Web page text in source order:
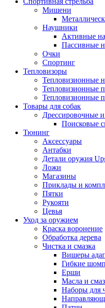
Мишени
Наушники
Активные
Пассивные
Очки
Спортинг
Тепловизоры
Тепловизионные
Тепловизионные
Тепловизионные
Товары для собак
Дрессировочные
Поисковые
Тюнинг
Аксессуары
Антабки
Детали оружия
Ложи
Магазины
Приклады и
Пятки
Рукояти
Цевья
Уход за оружием
Краска воронение
Обработка дерева
Чистка и смазка
Вишеры
Гибкие
Ерши
Масла и
Наборы для